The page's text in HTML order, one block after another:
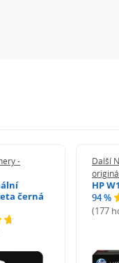
-
černá
Další
HP
94 %
(177